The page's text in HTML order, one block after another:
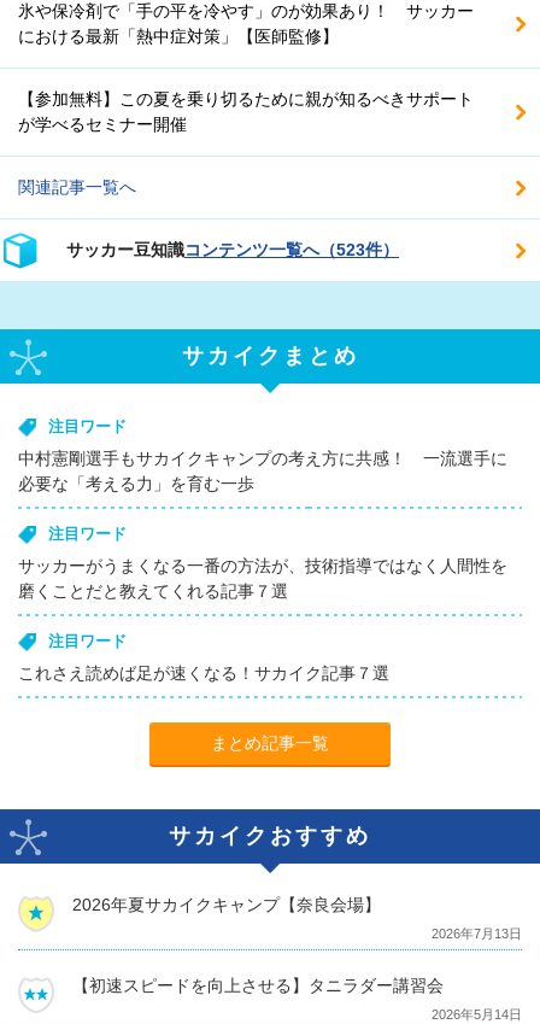
氷や保冷剤で「手の平を冷やす」のが効果あり！ サッカー
における最新「熱中症対策」【医師監修】
【参加無料】この夏を乗り切るために親が知るべきサポート
が学べるセミナー開催
関連記事一覧へ
サッカー豆知識コンテンツ一覧へ（523件）
サカイクまとめ
注目ワード
中村憲剛選手もサカイクキャンプの考え方に共感！ 一流選手に
必要な「考える力」を育む一歩
注目ワード
サッカーがうまくなる一番の方法が、技術指導ではなく人間性を
磨くことだと教えてくれる記事７選
注目ワード
これさえ読めば足が速くなる！サカイク記事７選
まとめ記事一覧
サカイクおすすめ
2026年夏サカイクキャンプ【奈良会場】
2026年7月13日
【初速スピードを向上させる】タニラダー講習会
2026年5月14日